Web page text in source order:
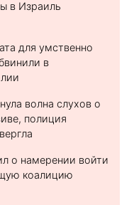
в Израиль
для умственно
в
волна слухов о
полиция
о намерении войти
коалицию